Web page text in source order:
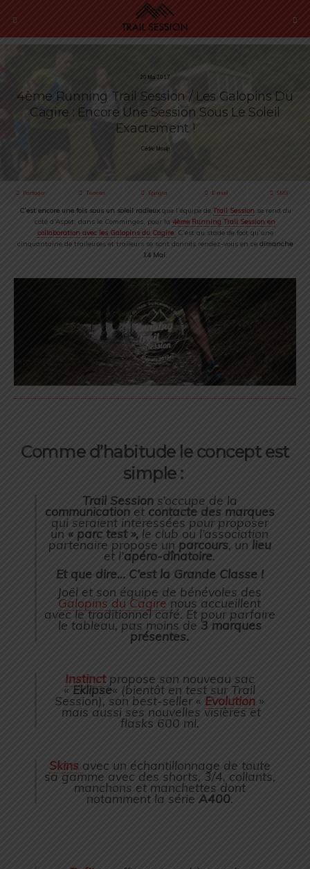
20 Mai 2017
4ème Running Trail Session / Les Galopins Du
Cagire : Encore Une Session Sous Le Soleil
Exactement !
Cédric Masip
Partager Tweeter Épingler E-mail SMS
C’est encore une fois sous un soleil radieuxque l’équipe deTrail Sessionse rend du
coté d’Aspet, dans le Comminges, pour la 4ème Running Trail Session en
collaboration avec les Galopins du Cagire. C’est au stade de foot qu’une
cinquantaine de traileuses et traileurs se sont donnés rendez-vous en ce dimanche
14 Mai.
Comme d’habitude le concept est
simple :
Trail Sessions’occupe de la
communicationet contacte des marques
qui seraient intéressées pour proposer
un « parc test », le club ou l’association
partenaire propose un parcours, un lieu
et l’apéro-dînatoire.
Et que dire… C’est la Grande Classe !
Joël et son équipe de bénévoles des
Galopins du Cagire nous accueillent
avec le traditionnel café. Et pour parfaire
le tableau, pas moins de 3 marques
présentes.
Instinct propose son nouveau sac
«Eklipse« (bientôt en test sur Trail
Session), son best-seller « Evolution »
mais aussi ses nouvelles visières et
flasks 600 ml.
Skins avec un échantillonnage de toute
sa gamme avec des shorts, 3/4, collants,
manchons et manchettes dont
notamment la série A400.